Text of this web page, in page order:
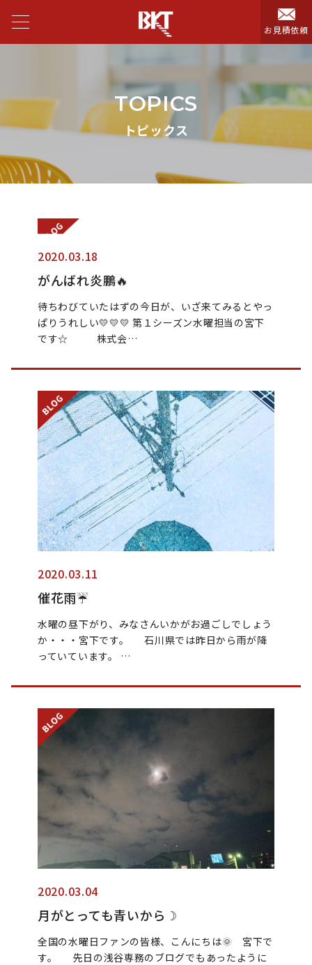
お見積依頼
TOPICS
トピックス
2020.03.18
がんばれ炎鵬🔥
待ちわびていたはずの今日が、いざ来てみるとやっ
ぱりうれしい💛💛💛 第１シーズン水曜担当の宮下
です☆ 株式会…
2020.03.11
催花雨☔
水曜の昼下がり、みなさんいかがお過ごしでしょう
か・・・宮下です。 石川県では昨日から雨が降
っていています。 …
2020.03.04
月がとっても青いから☽
全国の水曜日ファンの皆様、こんにちは🌞 宮下で
す。 先日の浅谷専務のブログでもあったように